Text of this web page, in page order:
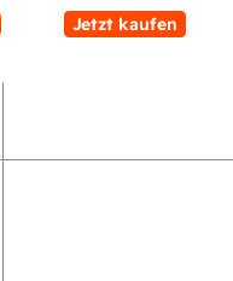
Jetzt kaufen